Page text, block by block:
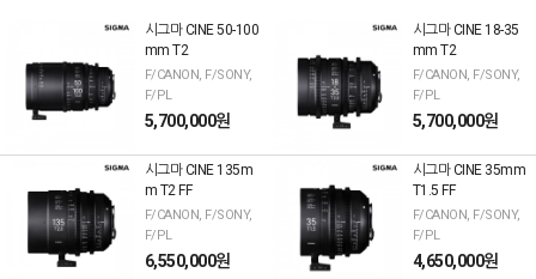
시그마 CINE 50-100
mm T2
F/CANON, F/SONY,
F/PL
5,700,000원
시그마 CINE 18-35
mm T2
F/CANON, F/SONY,
F/PL
5,700,000원
시그마 CINE 135m
m T2 FF
F/CANON, F/SONY,
F/PL
6,550,000원
시그마 CINE 35mm
T1.5 FF
F/CANON, F/SONY,
F/PL
4,650,000원